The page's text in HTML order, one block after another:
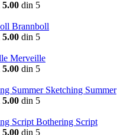
5.00 din 5
Brannboll
5.00 din 5
Merveille
5.00 din 5
Sketching Summer
5.00 din 5
Bothering Script
5.00 din 5